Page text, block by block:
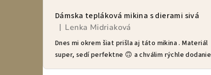
Dámska tepláková mikina s dierami sivá
Hodnotenie produktu je 5 z 5 hviezdičiek.
Lenka Midriaková
Dnes mi okrem šiat prišla aj táto mikina . Materiál
super, sedí perfektne 🙃 a chválim rýchle dodanie